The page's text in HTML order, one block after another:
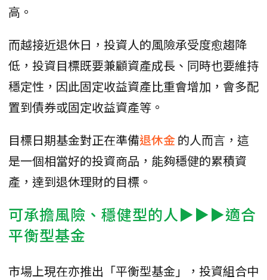
高。
而越接近退休日，投資人的風險承受度愈趨降
低，投資目標既要兼顧資產成長、同時也要維持
穩定性，因此固定收益資產比重會增加，會多配
置到債券或固定收益資產等。
目標日期基金對正在準備退休金的人而言，這
是一個相當好的投資商品，能夠穩健的累積資
產，達到退休理財的目標。
可承擔風險、穩健型的人▶▶▶適合
平衡型基金
市場上現在亦推出「平衡型基金」，投資組合中